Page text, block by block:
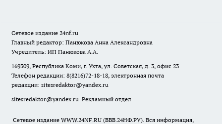
Сетевое издание 24nf.ru
Главный редактор: Панюкова Анна Александровна
Учредитель: ИП Панюкова А.А.
169309, Республика Коми, г. Ухта, ул. Советская, д. 3, офис 23
Телефон редакции: 8(8216)72-18-18, электронная почта
редакции: sitesredaktor@yandex.ru
sitesredaktor@yandex.ru Рекламный отдел
Сетевое издание WWW.24NF.RU (ВВВ.24НФ.РУ). Вся информация,